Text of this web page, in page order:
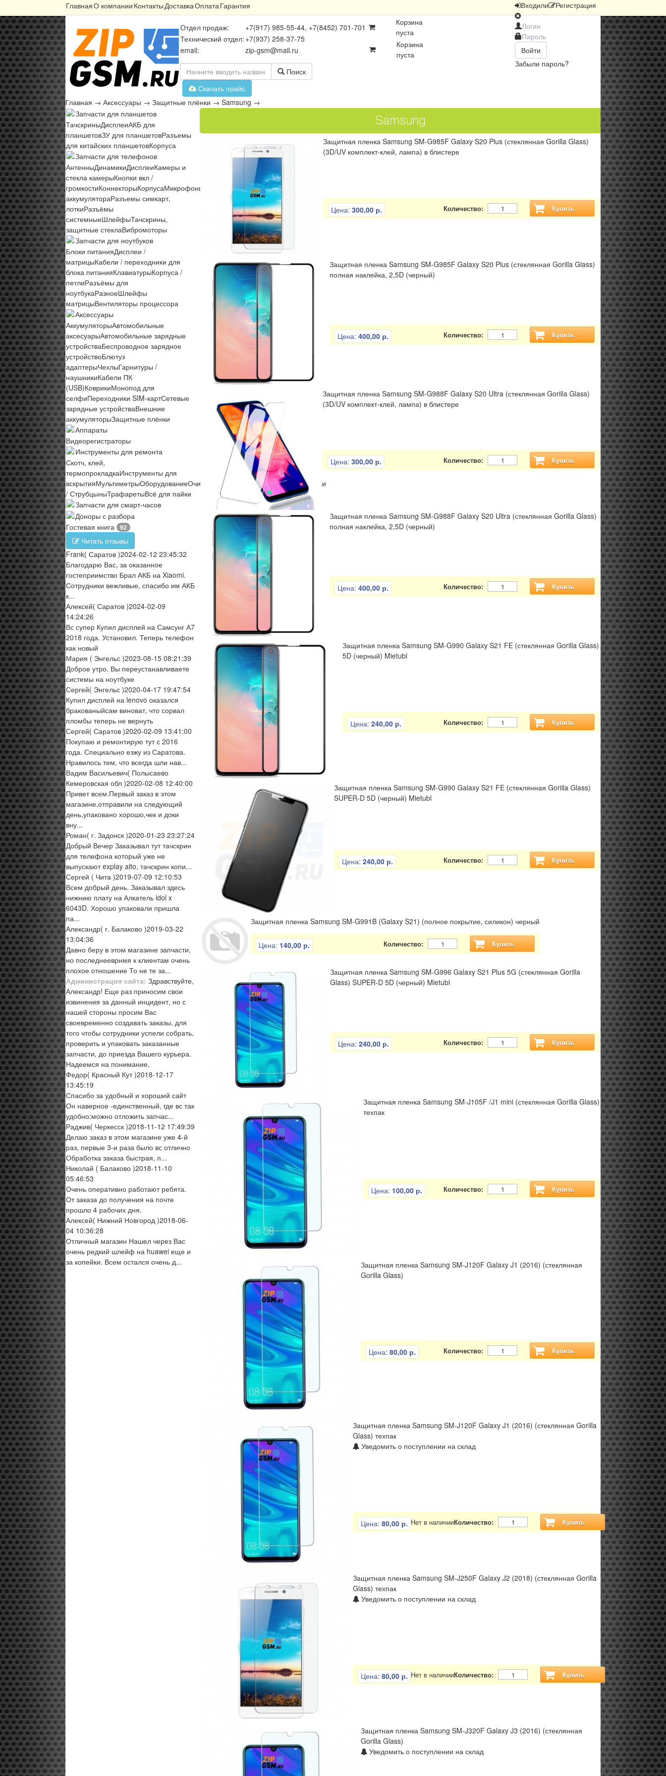
ГлавнаяО компании КонтактыДоставкаОплатаГарантия Входили Регистрация
Войти
Забыли пароль?
Отдел продаж:
+7(917) 985-55-44, +7(8452) 701-701
Технический отдел: +7(937) 258-37-75
email:
zip-gsm@mail.ru
Корзина
пуста
Корзина
пуста
Поиск
Скачать прайс
Главная → Аксессуары → Защитные плёнки → Samsung →
Запчасти для планшетов
ТачскриныДисплеиАКБ для
планшетовЗУ для планшетовРазъемы
для китайских планшетовКорпуса
Запчасти для телефонов
АнтенныДинамикиДисплеиКамеры и
стекла камерыКнопки вкл /
громкостиКоннекторыКорпусаМикрофоны МикросхемыПлатыРазъёмы
аккумулятораРазъемы симкарт,
лоткиРазъёмы
системныеШлейфыТачскрины,
защитные стеклаВибромоторы
Запчасти для ноутбуков
Блоки питанияДисплеи /
матрицыКабели / переходники для
блока питанияКлавиатурыКорпуса /
петлиРазъёмы для
ноутбукаРазноеШлейфы
матрицыВентиляторы процессора
Аксессуары
АккумуляторыАвтомобильные
аксесуарыАвтомобильные зарядные
устройстваБеспроводное зарядное
устройствоБлютуз
адаптерыЧехлыГарнитуры /
наушникиКабели ПК
(USB)КоврикиМонопод для
селфиПереходники SIM-картСетевые
зарядные устройстваВнешние
аккумуляторыЗащитные плёнки
Аппараты
Видеорегистраторы
Инструменты для ремонта
Скотч, клей,
термопрокладкаИнструменты для
вскрытияМультиметрыОборудованиеОчистители ОтверткиПинцетыРазноеТиски
/ СтрубцыныТрафаретыВсё для пайки
Запчасти для смарт-часов
Доноры с разбора
Гостевая книга
92
Читать отзывы
Frank( Саратов )2024-02-12 23:45:32
Благодарю Вас, за оказанное
гостеприимство Брал АКБ на Xiaomi.
Сотрудники вежливые, спасибо им АКБ
к...
Алексей( Саратов )2024-02-09
14:24:26
Вс супер Купил дисплей на Самсунг А7
2018 года. Установил. Теперь телефон
как новый
Мария ( Энгельс )2023-08-15 08:21:39
Доброе утро. Вы переустанавливаете
системы на ноутбуке
Сергей( Энгельс )2020-04-17 19:47:54
Купил дисплей на lenovo оказался
бракованыйсам виноват, что сорвал
пломбы теперь не вернуть
Сергей( Саратов )2020-02-09 13:41:00
Покупаю и ремонтирую тут с 2016
года. Специально езжу из Саратова.
Нравилось тем, что всегда шли нав...
Вадим Васильевич( Полысаево
Кемеровская обл )2020-02-08 12:40:00
Привет всем.Первый заказ в этом
магазине,отправили на следующий
день,упаковано хорошо,чек и доки
вну...
Роман( г. Задонск )2020-01-23 23:27:24
Добрый Вечер Заказывал тут тачскрин
для телефона который уже не
выпускают explay alto, тачскрин копи...
Сергей ( Чита )2019-07-09 12:10:53
Всем добрый день. Заказывал здесь
нижнию плату на Алкатель idol x
6043D. Хорошо упаковали пришла
па...
Александр( г. Балаково )2019-03-22
13:04:36
Давно беру в этом магазине запчасти,
но последнееврнмя к клиентам очень
плохое отношение То не те за...
Администрация сайта: Здравствуйте,
Александр! Еще раз приносим свои
извинения за данный инцидент, но с
нашей стороны просим Вас
своевременно создавать заказы, для
того чтобы сотрудники успели собрать,
проверить и упаковать заказанные
запчасти, до приезда Вашего курьера.
Надеемся на понимание.
Федор( Красный Кут )2018-12-17
13:45:19
Спасибо за удобный и хороший сайт
Он наверное -единственный, где вс так
удобно:можно отложить запчас...
Раджив( Черкесск )2018-11-12 17:49:39
Делаю заказ в этом магазине уже 4-й
раз, первые 3-и раза было вс отлично
Обработка заказа быстрая, п...
Николай ( Балаково )2018-11-10
05:46:53
Очень оперативно работают ребята.
От заказа до получения на почте
прошло 4 рабочих дня.
Алексей( Нижний Новгород )2018-06-
04 10:36:28
Отличный магазин Нашел через Вас
очень редкий шлейф на huawei еще и
за копейки. Всем остался очень д...
Samsung
Защитная пленка Samsung SM-G985F Galaxy S20 Plus (стеклянная Gorilla Glass)
(3D/UV комплект-клей, лампа) в блистере
Цена: 300,00 р. Количество: Купить
Защитная пленка Samsung SM-G985F Galaxy S20 Plus (стеклянная Gorilla Glass)
полная наклейка, 2,5D (черный)
Цена: 400,00 р. Количество: Купить
Защитная пленка Samsung SM-G988F Galaxy S20 Ultra (стеклянная Gorilla Glass)
(3D/UV комплект-клей, лампа) в блистере
Цена: 300,00 р. Количество: Купить
Защитная пленка Samsung SM-G988F Galaxy S20 Ultra (стеклянная Gorilla Glass)
полная наклейка, 2,5D (черный)
Цена: 400,00 р. Количество: Купить
Защитная пленка Samsung SM-G990 Galaxy S21 FE (стеклянная Gorilla Glass)
5D (черный) Mietubl
Цена: 240,00 р. Количество: Купить
Защитная пленка Samsung SM-G990 Galaxy S21 FE (стеклянная Gorilla Glass)
SUPER-D 5D (черный) Mietubl
Цена: 240,00 р. Количество: Купить
Защитная пленка Samsung SM-G991B (Galaxy S21) (полное покрытие, силикон) черный
Цена: 140,00 р. Количество: Купить
Защитная пленка Samsung SM-G996 Galaxy S21 Plus 5G (стеклянная Gorilla
Glass) SUPER-D 5D (черный) Mietubl
Цена: 240,00 р. Количество: Купить
Защитная пленка Samsung SM-J105F /J1 mini (стеклянная Gorilla Glass)
техпак
Цена: 100,00 р. Количество: Купить
Защитная пленка Samsung SM-J120F Galaxy J1 (2016) (стеклянная
Gorilla Glass)
Цена: 80,00 р. Количество: Купить
Защитная пленка Samsung SM-J120F Galaxy J1 (2016) (стеклянная Gorilla
Glass) техпак
Уведомить о поступлении на склад
Цена: 80,00 р. Нет в наличииКоличество: Купить
Защитная пленка Samsung SM-J250F Galaxy J2 (2018) (стеклянная Gorilla
Glass) техпак
Уведомить о поступлении на склад
Цена: 80,00 р. Нет в наличииКоличество: Купить
Защитная пленка Samsung SM-J320F Galaxy J3 (2016) (стеклянная
Gorilla Glass)
Уведомить о поступлении на склад